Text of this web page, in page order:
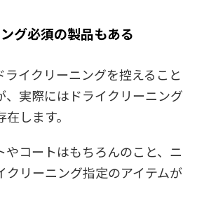
グ必須の製品もある
イクリーニングを控えること
、実際にはドライクリーニング
します。
やコートはもちろんのこと、ニ
クリーニング指定のアイテムが